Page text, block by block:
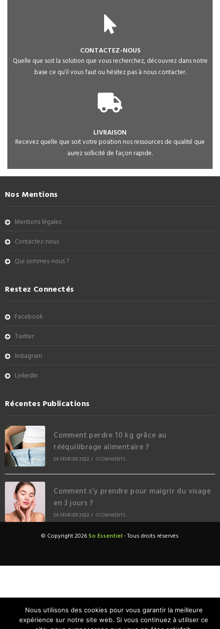
CONTACTEZ-NOUS
Quelle que soit la solution que vous recherchez, découvrez dans notre
base ce qu’il vous faut ou hésitez pas à nous contacter.
LIVRAISON
Recevez quelle que soit votre position nos ressources de qualité que
aurez sollicité de façon rapide.
Nos Mentions
Mentions légales
Contactez-nous
Qui sommes-nous ?
Restez Connectés
Facebook
Twitter
Instagram
LinkedIn
Récentes Publications
Comment perdre 10 kg grâce au
rééquilibrage alimentaire ?
24 FÉVRIER 2022 / 0 COMMENTS
Comment s’y prendre pour maigrir du visage
en 3 jours ?
24 FÉVRIER 2022 / 0 COMMENTS
© Copyright 2026 So Essentiel- Tous droits réservés
Nous utilisons des cookies pour vous garantir la meilleure
expérience sur notre site web. Si vous continuez à utiliser ce